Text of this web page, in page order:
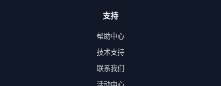
支持
帮助中心
技术支持
联系我们
活动中心